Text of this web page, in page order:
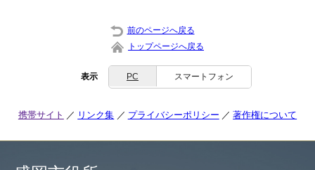
前のページへ戻る
トップページへ戻る
表示 PC スマートフォン
携帯サイト リンク集 プライバシーポリシー 著作権について